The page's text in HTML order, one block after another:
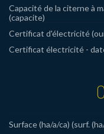
Capacité de la citerne à
(capacite)
Certificat d'électricité
Certificat électricité -
Surface (ha/a/ca) (surf.